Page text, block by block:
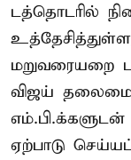
டத்தொடரில்
மறுவரையறை
விஜய்
ஏற்பாடு